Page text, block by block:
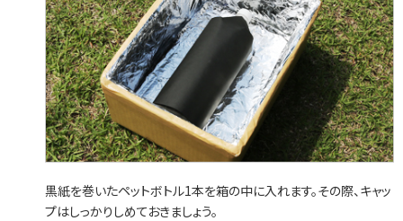
黒紙を巻いたペットボトル1本を箱の中に入れます。その際、キャッ
プはしっかりしめておきましょう。